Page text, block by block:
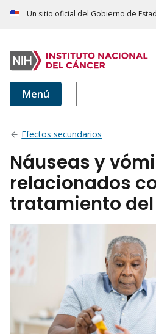
Un sitio oficial del Gobierno de
Menú
Efectos secundarios
Náuseas y
relacionados
tratamiento